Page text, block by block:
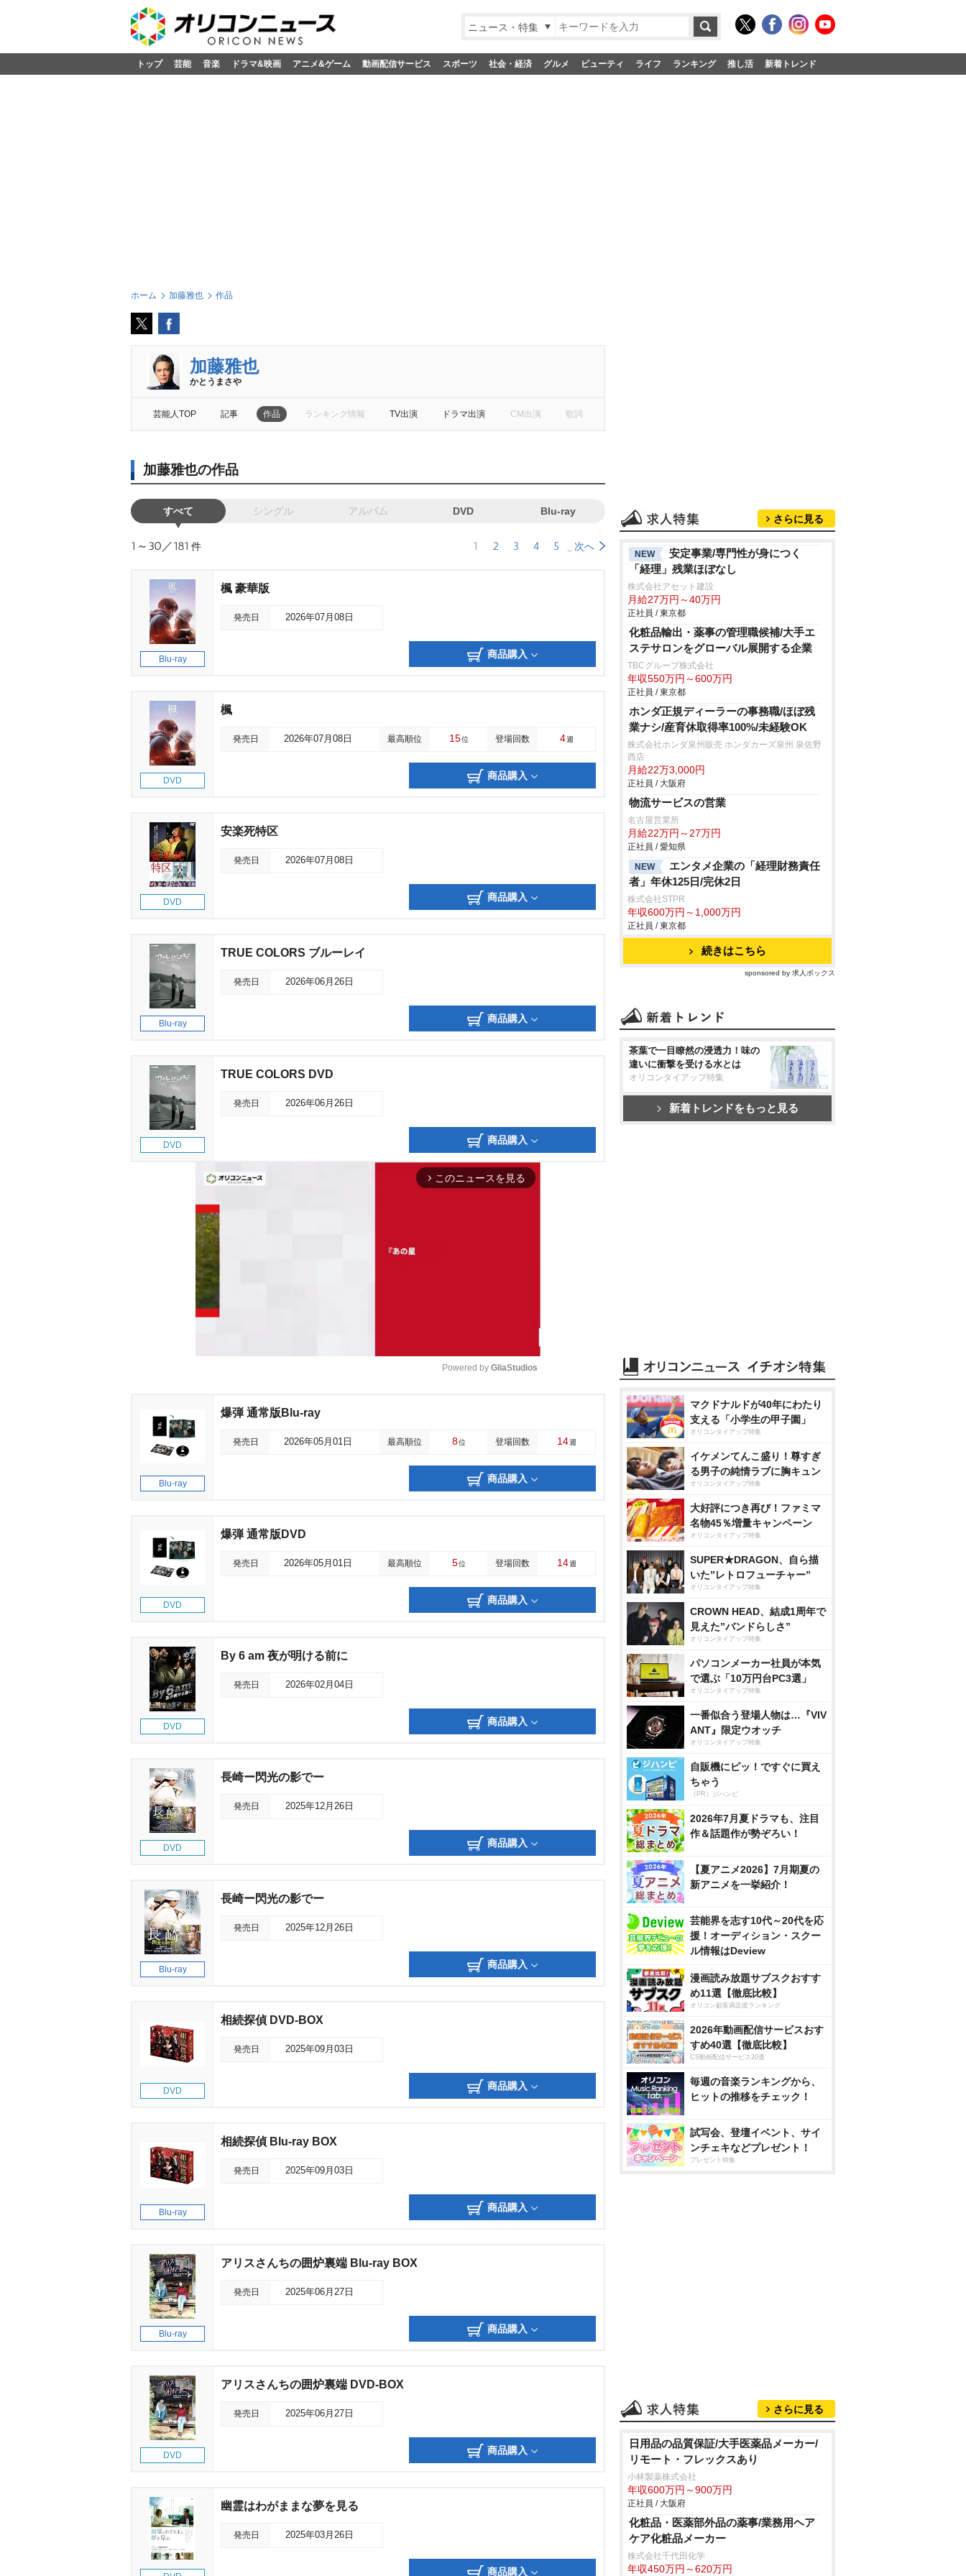
ニュース・特集
トップ 芸能 音楽 ドラマ&映画 アニメ&ゲーム 動画配信サービス スポーツ 社会・経済 グルメ ビューティ ライフ ランキング 推し活 新着トレンド
ホーム 加藤雅也 作品
加藤雅也
かとうまさ
芸能人TOP 記事 作品 ランキング情報 TV出演 ドラマ出演 CM出演 歌詞
加藤雅也の作品
すべて シングル アルバム DVD Blu-ray
1～30／181 件 1 2 3 4 5 次へ
Blu-ray
楓 豪華版
発売日 2026年07月08日
商品購入
DVD
楓
発売日 2026年07月08日 最高順位 15位 登場回数 4週
商品購入
DVD
安楽死特区
発売日 2026年07月08日
商品購入
Blu-ray
TRUE COLORS ブルーレイ
発売日 2026年06月26日
商品購入
DVD
TRUE COLORS DVD
発売日 2026年06月26日
商品購入
arrow_forward_ios このニュースを見る
e
Powered by GliaStudios
Blu-ray
爆弾 通常版Blu-ray
発売日 2026年05月01日 最高順位 8位 登場回数 14週
商品購入
DVD
爆弾 通常版DVD
発売日 2026年05月01日 最高順位 5位 登場回数 14週
商品購入
DVD
By 6 am 夜が明ける前に
発売日 2026年02月04日
商品購入
DVD
長崎ー閃光の影でー
発売日 2025年12月26日
商品購入
Blu-ray
長崎ー閃光の影でー
発売日 2025年12月26日
商品購入
DVD
相続探偵 DVD-BOX
発売日 2025年09月03日
商品購入
Blu-ray
相続探偵 Blu-ray BOX
発売日 2025年09月03日
商品購入
Blu-ray
アリスさんちの囲炉裏端 Blu-ray BOX
発売日 2025年06月27日
商品購入
DVD
アリスさんちの囲炉裏端 DVD-BOX
発売日 2025年06月27日
商品購入
幽霊はわがままな夢を見る
発売日 2025年03月26日
商品購入
さらに見る
NEW
安定事業/専門性が身につく
「経理」残業ほぼなし
株式会社アセット建設
月給27万円～40万円
正社員 / 東京都
化粧品輸出・薬事の管理職候補/大手エ
ステサロンをグローバル展開する企業
TBCグループ株式会社
年収550万円～600万円
正社員 / 東京都
ホンダ正規ディーラーの事務職/ほぼ残
業ナシ/産育休取得率100%/未経験OK
株式会社ホンダ泉州販売 ホンダカーズ泉州 泉佐野
西店
月給22万3,000円
正社員 / 大阪府
物流サービスの営業
名古屋営業所
月給22万円～27万円
正社員 / 愛知県
NEW
エンタメ企業の「経理財務責任
者」年休125日/完休2日
株式会社STPR
年収600万円～1,000万円
正社員 / 東京都
続きはこちら
sponsored by 求人ボックス
茶葉で一目瞭然の浸透力！味の
違いに衝撃を受ける水とは
オリコンタイアップ特集
新着トレンドをもっと見る
マクドナルドが40年にわたり
支える「小学生の甲子園」
オリコンタイアップ特集
イケメンてんこ盛り！尊すぎ
る男子の純情ラブに胸キュン
オリコンタイアップ特集
大好評につき再び！ファミマ
名物45％増量キャンペーン
オリコンタイアップ特集
SUPER★DRAGON、自ら描
いた”レトロフューチャー”
オリコンタイアップ特集
CROWN HEAD、結成1周年で
見えた”バンドらしさ”
オリコンタイアップ特集
パソコンメーカー社員が本気
で選ぶ「10万円台PC3選」
オリコンタイアップ特集
一番似合う登場人物は…『VIV
ANT』限定ウオッチ
オリコンタイアップ特集
自販機にピッ！ですぐに買え
ちゃう
（PR）ジハンピ
2026年7月夏ドラマも、注目
作＆話題作が勢ぞろい！
【夏アニメ2026】7月期夏の
新アニメを一挙紹介！
芸能界を志す10代～20代を応
援！オーディション・スクー
ル情報はDeview
漫画読み放題サブスクおすす
め11選【徹底比較】
オリコン顧客満足度ランキング
2026年動画配信サービスおす
すめ40選【徹底比較】
CS動画配信サービス20選
毎週の音楽ランキングから、
ヒットの推移をチェック！
試写会、登壇イベント、サイ
ンチェキなどプレゼント！
プレゼント特集
さらに見る
日用品の品質保証/大手医薬品メーカー/
リモート・フレックスあり
小林製薬株式会社
年収600万円～900万円
正社員 / 大阪府
化粧品・医薬部外品の薬事/業務用ヘア
ケア化粧品メーカー
株式会社千代田化学
年収450万円～620万円